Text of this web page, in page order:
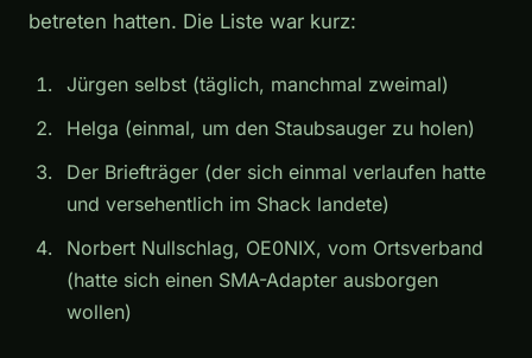
betreten hatten. Die Liste war kurz:
Jürgen selbst (täglich, manchmal zweimal)
Helga (einmal, um den Staubsauger zu holen)
Der Briefträger (der sich einmal verlaufen hatte
und versehentlich im Shack landete)
Norbert Nullschlag, OE0NIX, vom Ortsverband
(hatte sich einen SMA-Adapter ausborgen
wollen)